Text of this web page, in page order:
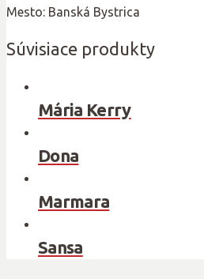
Mesto: Banská Bystrica
Súvisiace produkty
Mária Kerry
Dona
Marmara
Sansa